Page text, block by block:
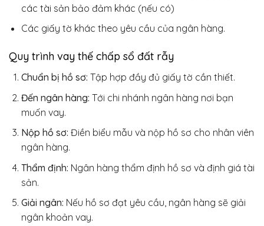
các tài sản bảo đảm khác (nếu có)
Các giấy tờ khác theo yêu cầu của ngân hàng.
Quy trình vay thế chấp sổ đất rẫy
Chuẩn bị hồ sơ: Tập hợp đầy đủ giấy tờ cần thiết.
Đến ngân hàng: Tới chi nhánh ngân hàng nơi bạn
muốn vay.
Nộp hồ sơ: Điền biểu mẫu và nộp hồ sơ cho nhân viên
ngân hàng.
Thẩm định: Ngân hàng thẩm định hồ sơ và định giá tài
sản.
Giải ngân: Nếu hồ sơ đạt yêu cầu, ngân hàng sẽ giải
ngân khoản vay.